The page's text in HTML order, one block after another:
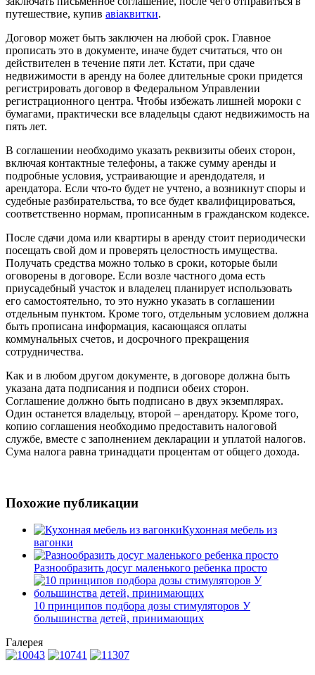
путешествие, купив авіаквитки.
Договор может быть заключен на любой срок. Главное
прописать это в документе, иначе будет считаться, что он
действителен в течение пяти лет. Кстати, при сдаче
недвижимости в аренду на более длительные сроки придется
регистрировать договор в Федеральном Управлении
регистрационного центра. Чтобы избежать лишней мороки с
бумагами, практически все владельцы сдают недвижимость на
пять лет.
В соглашении необходимо указать реквизиты обеих сторон,
включая контактные телефоны, а также сумму аренды и
подробные условия, устраивающие и арендодателя, и
арендатора. Если что-то будет не учтено, а возникнут споры и
судебные разбирательства, то все будет квалифицироваться,
соответственно нормам, прописанным в гражданском кодексе.
После сдачи дома или квартиры в аренду стоит периодически
посещать свой дом и проверять целостность имущества.
Получать средства можно только в сроки, которые были
оговорены в договоре. Если возле частного дома есть
приусадебный участок и владелец планирует использовать
его самостоятельно, то это нужно указать в соглашении
отдельным пунктом. Кроме того, отдельным условием должна
быть прописана информация, касающаяся оплаты
коммунальных счетов, и досрочного прекращения
сотрудничества.
Как и в любом другом документе, в договоре должна быть
указана дата подписания и подписи обеих сторон.
Соглашение должно быть подписано в двух экземплярах.
Один останется владельцу, второй – арендатору. Кроме того,
копию соглашения необходимо предоставить налоговой
службе, вместе с заполнением декларации и уплатой налогов.
Сума налога равна тринадцати процентам от общего дохода.
Похожие публикации
Кухонная мебель из
вагонки
Разнообразить досуг маленького ребенка просто
10 принципов подбора дозы стимуляторов У
большинства детей, принимающих
Галерея